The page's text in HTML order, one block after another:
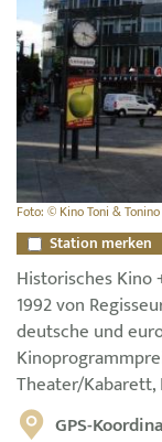
Foto: © Kino Toni & Tonino
Station merken
Historisches
1992 von
deutsche und
Theater/
GPS-